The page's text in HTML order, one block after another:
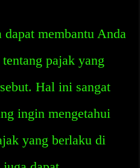
membantu Anda
pajak yang
Hal ini sangat
ingin mengetahui
yang berlaku di